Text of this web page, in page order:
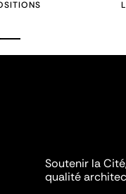
Soutenir la
qualité